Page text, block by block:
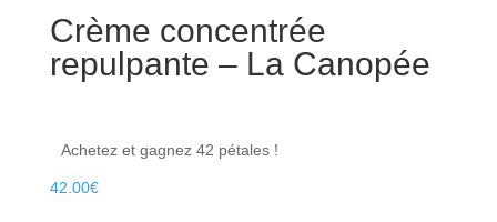
Crème concentrée
repulpante – La Canopée
Achetez et gagnez 42 pétales !
42.00€